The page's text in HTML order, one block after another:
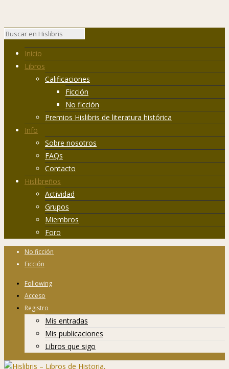
Inicio
Libros
Calificaciones
Ficción
No ficción
Premios Hislibris de literatura histórica
Info
Sobre nosotros
FAQs
Contacto
Hislibreños
Actividad
Grupos
Miembros
Foro
No ficción
Ficción
Following
Acceso
Registro
Mis entradas
Mis publicaciones
Libros que sigo